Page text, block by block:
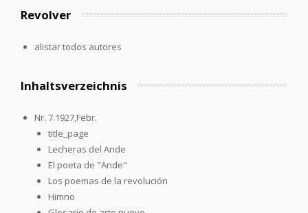
Revolver
alistar todos autores
Inhaltsverzeichnis
Nr. 7.1927,Febr.
title_page
Lecheras del Ande
El poeta de "Ande"
Los poemas de la revolución
Himno